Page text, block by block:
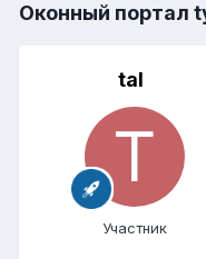
Оконный портал
tal
Участник